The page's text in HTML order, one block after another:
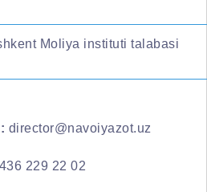
Moliya instituti talabasi
director@navoiyazot.uz
229 22 02